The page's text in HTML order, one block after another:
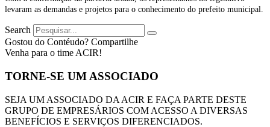
levaram as demandas e projetos para o conhecimento do prefeito municipal.
Search
Gostou do Contéudo? Compartilhe
Venha para o time ACIR!
TORNE-SE UM ASSOCIADO
SEJA UM ASSOCIADO DA ACIR E FAÇA PARTE DESTE
GRUPO DE EMPRESÁRIOS COM ACESSO A DIVERSAS
BENEFÍCIOS E SERVIÇOS DIFERENCIADOS.